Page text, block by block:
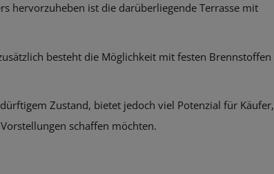
hervorzuheben ist die darüberliegende Terrasse mit
besteht die Möglichkeit mit festen Brennstoffen
Zustand, bietet jedoch viel Potenzial für Käufer,
schaffen möchten.